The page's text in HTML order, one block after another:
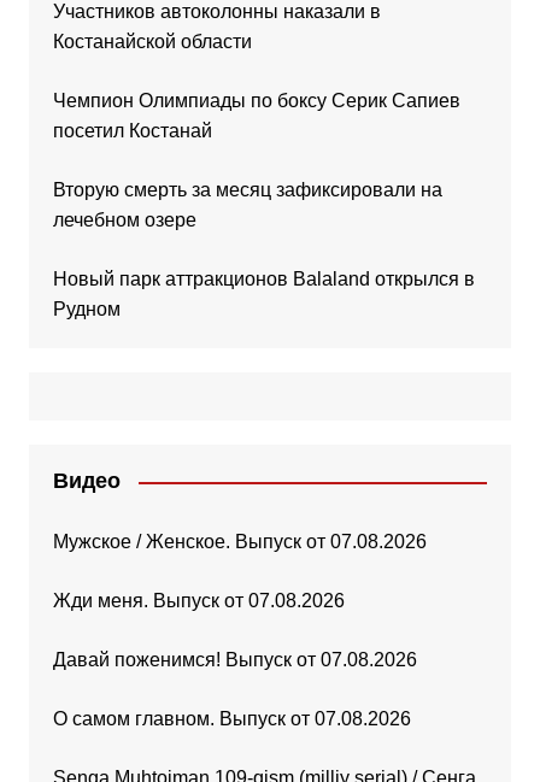
Участников автоколонны наказали в
Костанайской области
Чемпион Олимпиады по боксу Серик Сапиев
посетил Костанай
Вторую смерть за месяц зафиксировали на
лечебном озере
Новый парк аттракционов Balaland открылся в
Рудном
Видео
Мужское / Женское. Выпуск от 07.08.2026
Жди меня. Выпуск от 07.08.2026
Давай поженимся! Выпуск от 07.08.2026
О самом главном. Выпуск от 07.08.2026